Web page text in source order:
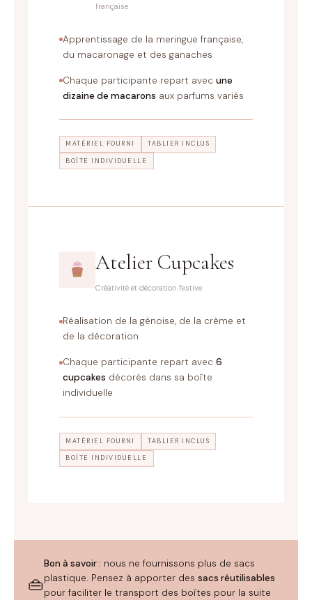
française
Apprentissage de la meringue française,
du macaronage et des ganaches
Chaque participante repart avecune
dizaine de macarons aux parfums variés
MATÉRIEL FOURNI TABLIER INCLUS
BOÎTE INDIVIDUELLE
Atelier Cupcakes
Créativité et décoration festive
Réalisation de la génoise, de la crème et
de la décoration
Chaque participante repart avec6
cupcakes décorés dans sa boîte
individuelle
MATÉRIEL FOURNI TABLIER INCLUS
BOÎTE INDIVIDUELLE
👜
Bon à savoir : nous ne fournissons plus de sacs
plastique. Pensez à apporter dessacs réutilisables
pour faciliter le transport des boîtes pour la suite